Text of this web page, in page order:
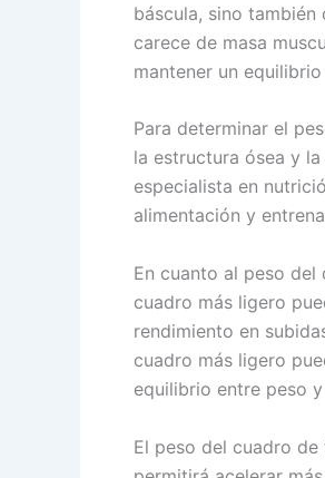
báscula, sino
carece de masa
mantener un
Para determinar el
la estructura ósea y
especialista en
alimentación y
En cuanto al peso
cuadro más ligero
rendimiento en
cuadro más ligero
equilibrio entre peso
El peso del cuadro